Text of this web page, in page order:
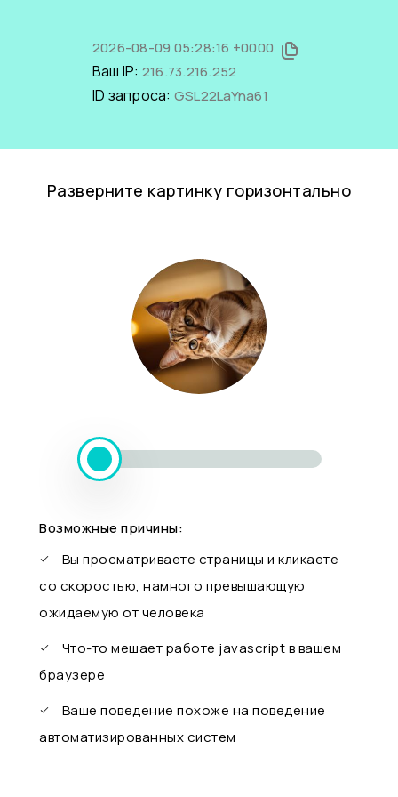
2026-08-09 05:28:16 +0000
Ваш IP: 216.73.216.252
ID запроса: GSL22LaYna61
Разверните картинку горизонтально
Возможные причины:
Вы просматриваете страницы и кликаете
со скоростью, намного превышающую
ожидаемую от человека
Что-то мешает работе javascript в вашем
браузере
Ваше поведение похоже на поведение
автоматизированных систем